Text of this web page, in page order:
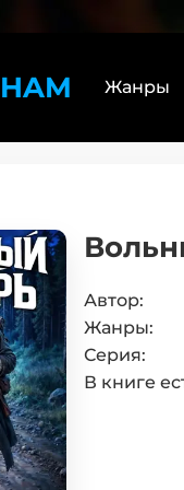
HAM Жанры
Автор:
Жанры:
Серия:
В книге